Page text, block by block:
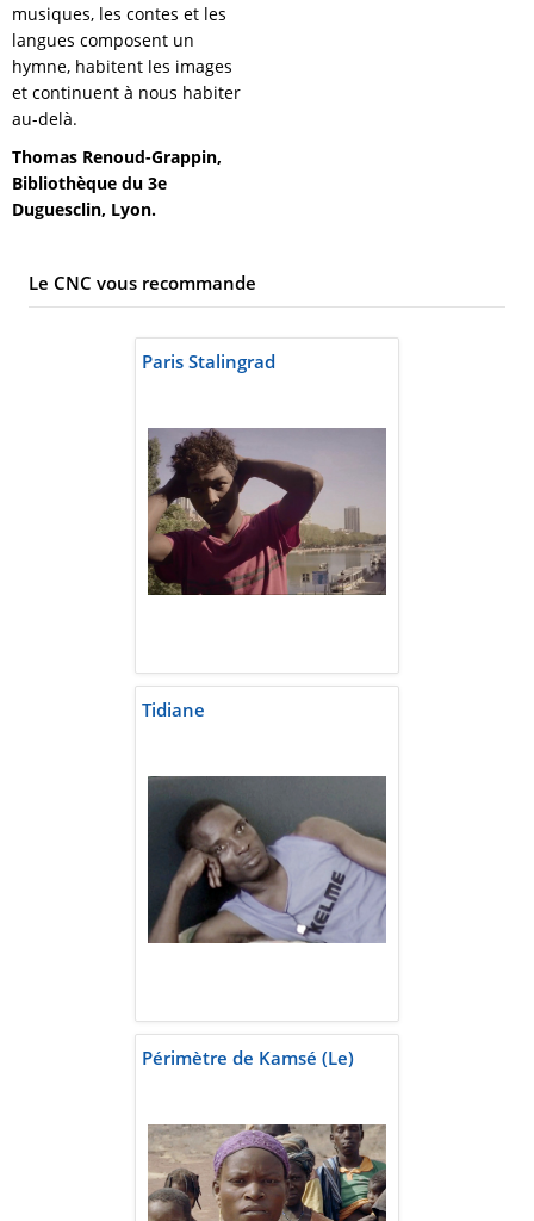
musiques, les contes et les
langues composent un
hymne, habitent les images
et continuent à nous habiter
au-delà.
Thomas Renoud-Grappin,
Bibliothèque du 3e
Duguesclin, Lyon.
Le CNC vous recommande
Paris Stalingrad
Tidiane
Périmètre de Kamsé (Le)